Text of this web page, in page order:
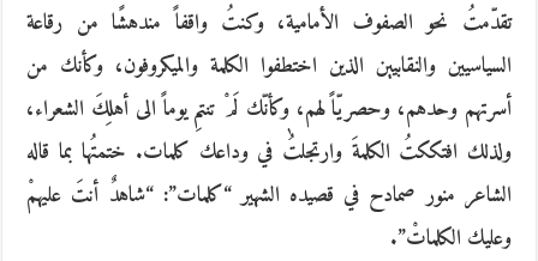
تقدّمتُ نحو الصفوف الأمامية، وكنتُ واقفاً مندهشًا من رقاعة
السياسيين والنقابيين الذين اختطفوا الكلمة والميكروفون، وكأنك من
أسرتهم وحدهم، وحصريّاً لهم، وكأنّك لَمْ تنتمِ يوماً الى أهلِكَ الشعراء،
ولذلك افتككتُ الكلمةَ وارتجلتُٰ في وداعك كلمات. ختمتُها بما قاله
الشاعر منور صمادح في قصيده الشهير “كلمات”: “شاهدٌ أنتَ عليهمْ
وعليك الكلماتْ”.